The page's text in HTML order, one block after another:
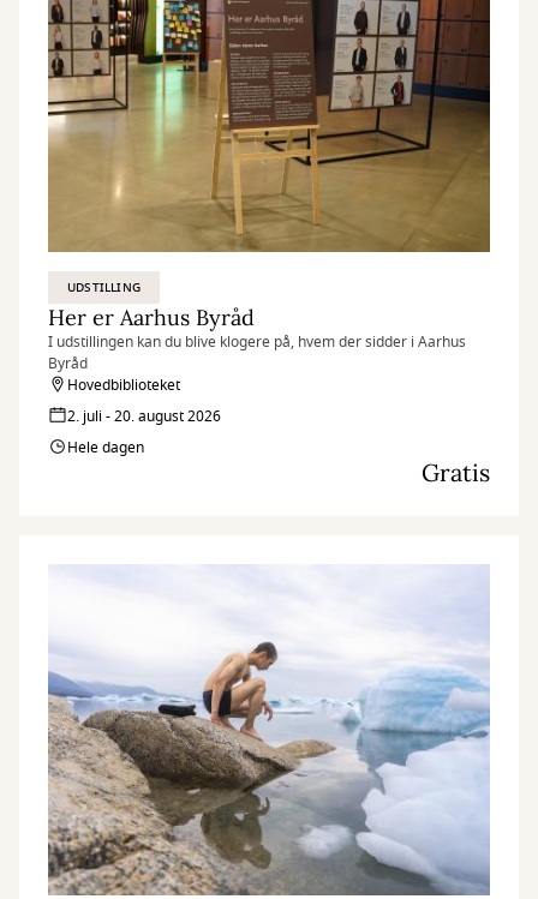
UDSTILLING
Her er Aarhus Byråd
I udstillingen kan du blive klogere på, hvem der sidder i Aarhus
Byråd
Hovedbiblioteket
2. juli - 20. august 2026
Hele dagen
Gratis